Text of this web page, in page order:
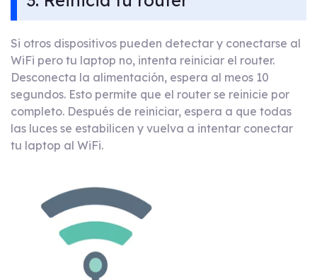
Si otros dispositivos pueden detectar y conectarse al
WiFi pero tu laptop no, intenta reiniciar el router.
Desconecta la alimentación, espera al meos 10
segundos. Esto permite que el router se reinicie por
completo. Después de reiniciar, espera a que todas
las luces se estabilicen y vuelva a intentar conectar
tu laptop al WiFi.